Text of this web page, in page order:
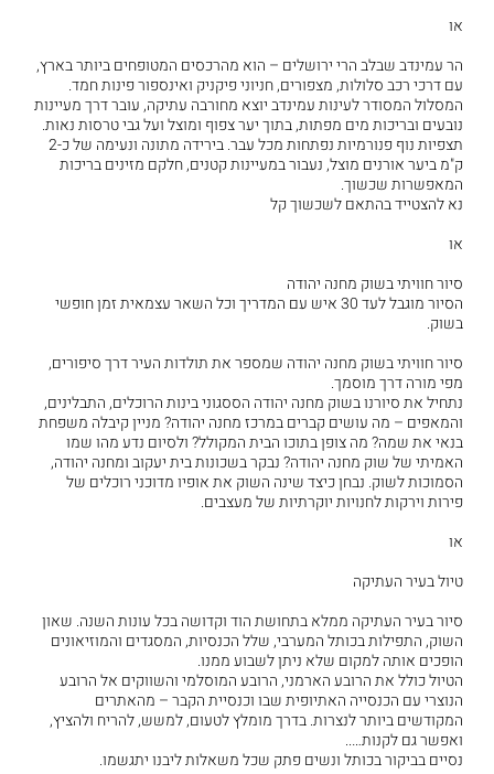
או
הר עמינדב שבלב הרי ירושלים – הוא מהרכסים המטופחים ביותר בארץ,
עם דרכי רכב סלולות, מצפורים, חניוני פיקניק ואינספור פינות חמד.
המסלול המסודר לעינות עמינדב יוצא מחורבה עתיקה, עובר דרך מעיינות
נובעים ובריכות מים מפתות, בתוך יער צפוף ומוצל ועל גבי טרסות נאות.
תצפיות נוף פנורמיות נפתחות מכל עבר. בירידה מתונה ונעימה של כ-2
ק"מ ביער אורנים מוצל, נעבור במעיינות קטנים, חלקם מזינים בריכות
המאפשרות שכשוך.
נא להצטייד בהתאם לשכשוך קל
או
סיור חוויתי בשוק מחנה יהודה
הסיור מוגבל לעד 30 איש עם המדריך וכל השאר עצמאית זמן חופשי
בשוק.
סיור חוויתי בשוק מחנה יהודה שמספר את תולדות העיר דרך סיפורים,
מפי מורה דרך מוסמך.
נתחיל את סיורנו בשוק מחנה יהודה הססגוני בינות הרוכלים, התבלינים,
והמאפים – מה עושים קברים במרכז מחנה יהודה? מניין קיבלה משפחת
בנאי את שמה? מה צופן בתוכו הבית המקולל? ולסיום נדע מהו שמו
האמיתי של שוק מחנה יהודה? נבקר בשכונות בית יעקוב ומחנה יהודה,
הסמוכות לשוק. נבחן כיצד שינה השוק את אופיו מדוכני רוכלים של
פירות וירקות לחנויות יוקרתיות של מעצבים.
או
טיול בעיר העתיקה
סיור בעיר העתיקה ממלא בתחושת הוד וקדושה בכל עונות השנה. שאון
השוק, התפילות בכותל המערבי, שלל הכנסיות, המסגדים והמוזיאונים
הופכים אותה למקום שלא ניתן לשבוע ממנו.
הטיול כולל את הרובע הארמני, הרובע המוסלמי והשווקים אל הרובע
הנוצרי עם הכנסייה האתיופית שבו וכנסיית הקבר – מהאתרים
המקודשים ביותר לנצרות. בדרך מומלץ לטעום, למשש, להריח ולהציץ,
ואפשר גם לקנות…..
נסיים בביקור בכותל ונשים פתק שכל משאלות ליבנו יתגשמו.